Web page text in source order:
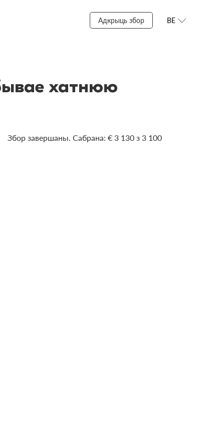
Адкрыць збор BE
хатнюю
Збор завершаны. Сабрана: € 3 130 з 3 100